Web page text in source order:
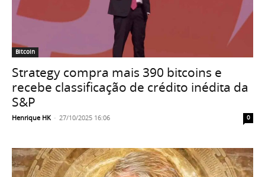
Bitcoin
Strategy compra mais 390 bitcoins e
recebe classificação de crédito inédita da
S&P
Henrique HK - 27/10/2025 16:06 0